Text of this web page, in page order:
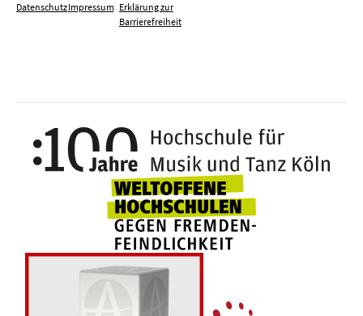
DatenschutzImpressum Erklärung zur
Barrierefreiheit